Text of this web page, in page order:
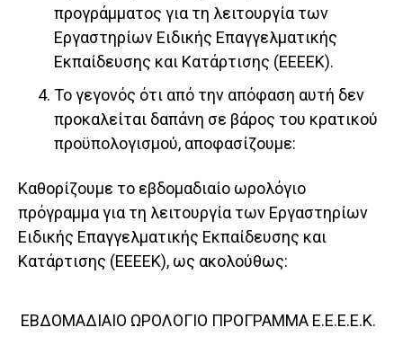
προγράμματος για τη λειτουργία των
Εργαστηρίων Ειδικής Επαγγελματικής
Εκπαίδευσης και Κατάρτισης (ΕΕΕΕΚ).
Το γεγονός ότι από την απόφαση αυτή δεν
προκαλείται δαπάνη σε βάρος του κρατικού
προϋπολογισμού, αποφασίζουμε:
Καθορίζουμε το εβδομαδιαίο ωρολόγιο
πρόγραμμα για τη λειτουργία των Εργαστηρίων
Ειδικής Επαγγελματικής Εκπαίδευσης και
Κατάρτισης (ΕΕΕΕΚ), ως ακολούθως:
ΕΒΔΟΜΑΔΙΑΙΟ ΩΡΟΛΟΓΙΟ ΠΡΟΓΡΑΜΜΑ Ε.Ε.Ε.Ε.Κ.